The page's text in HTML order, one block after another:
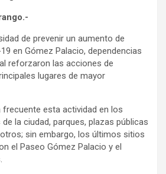
de prevenir un aumento de
en Gómez Palacio, dependencias
reforzaron las acciones de
lugares de mayor
frecuente esta actividad en los
la ciudad, parques, plazas públicas
sin embargo, los últimos sitios
el Paseo Gómez Palacio y el